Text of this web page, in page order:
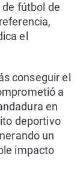
fútbol de
el
conseguir el
a
en
deportivo
un
impacto